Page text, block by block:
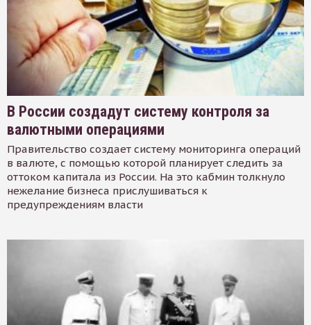
В России создадут систему контроля за
валютными операциями
Правительство создает систему мониторинга операций
в валюте, с помощью которой планирует следить за
оттоком капитала из России. На это кабмин толкнуло
нежелание бизнеса прислушиваться к
предупреждениям власти